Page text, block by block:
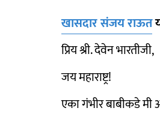
खासदार संजय राऊत
प्रिय श्री. देवेन भारतीजी,
जय महाराष्ट्र!
एका गंभीर बाबीकडे